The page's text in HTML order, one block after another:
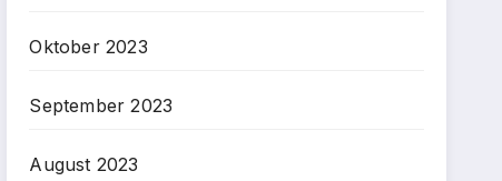
Oktober 2023
September 2023
August 2023